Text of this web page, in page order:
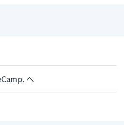
へ